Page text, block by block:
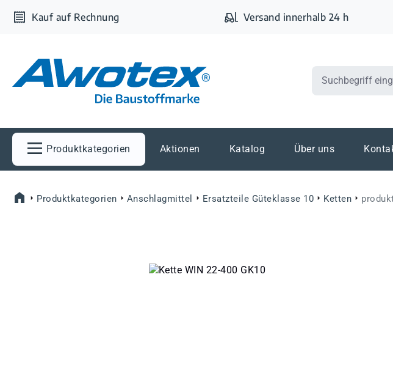
Hauptinhalt springen
Zur Suche springen
Zur Hauptnavigation springen
Kauf auf Rechnung Versand innerhalb 24 h
Produktkategorien Aktionen Katalog Über uns
Produktkategorien Anschlagmittel Ersatzteile Güteklasse 10 Ketten